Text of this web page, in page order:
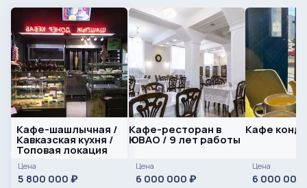
Кафе-шашлычная /
Кавказская кухня /
Топовая локация
Цена
5 800 000 ₽
Кафе-ресторан в
ЮВАО / 9 лет работы
Цена
6 000 000 ₽
Кафе
Цена
6 000 000